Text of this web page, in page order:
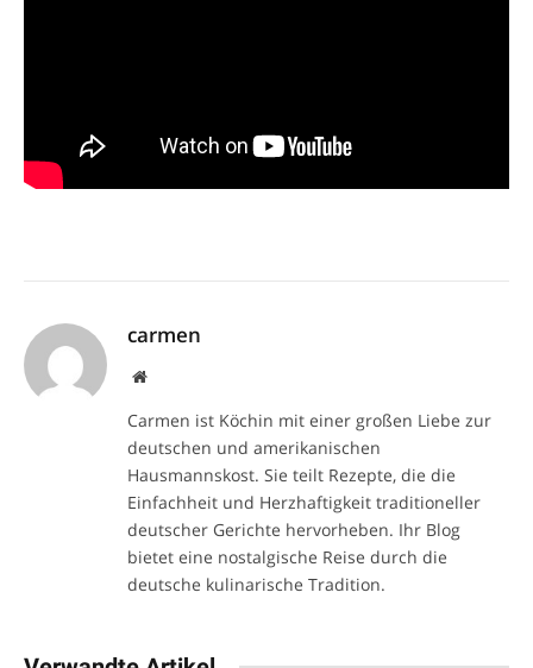
carmen
Website
Carmen ist Köchin mit einer großen Liebe zur
deutschen und amerikanischen
Hausmannskost. Sie teilt Rezepte, die die
Einfachheit und Herzhaftigkeit traditioneller
deutscher Gerichte hervorheben. Ihr Blog
bietet eine nostalgische Reise durch die
deutsche kulinarische Tradition.